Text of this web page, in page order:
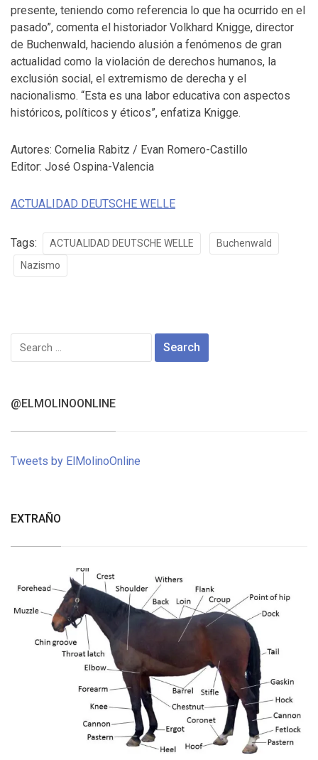
presente, teniendo como referencia lo que ha ocurrido en el
pasado”, comenta el historiador Volkhard Knigge, director
de Buchenwald, haciendo alusión a fenómenos de gran
actualidad como la violación de derechos humanos, la
exclusión social, el extremismo de derecha y el
nacionalismo. “Esta es una labor educativa con aspectos
históricos, políticos y éticos”, enfatiza Knigge.
Autores: Cornelia Rabitz / Evan Romero-Castillo
Editor: José Ospina-Valencia
ACTUALIDAD DEUTSCHE WELLE
Tags: ACTUALIDAD DEUTSCHE WELLE
Buchenwald
Nazismo
Search
for:
@ELMOLINOONLINE
Tweets by ElMolinoOnline
EXTRAÑO